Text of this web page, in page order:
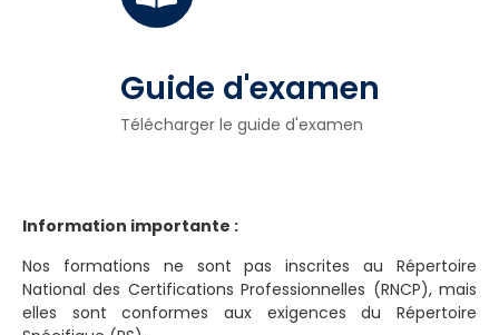
Guide d'examen
Télécharger le guide d'examen
Information importante :
Nos formations ne sont pas inscrites au Répertoire
National des Certifications Professionnelles (RNCP), mais
elles sont conformes aux exigences du Répertoire